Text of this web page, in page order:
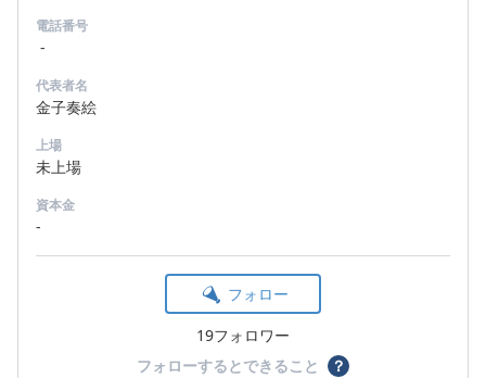
電話番号
-
代表者名
金子奏絵
上場
未上場
資本金
-
フォロー
19フォロワー
フォローするとできること
？